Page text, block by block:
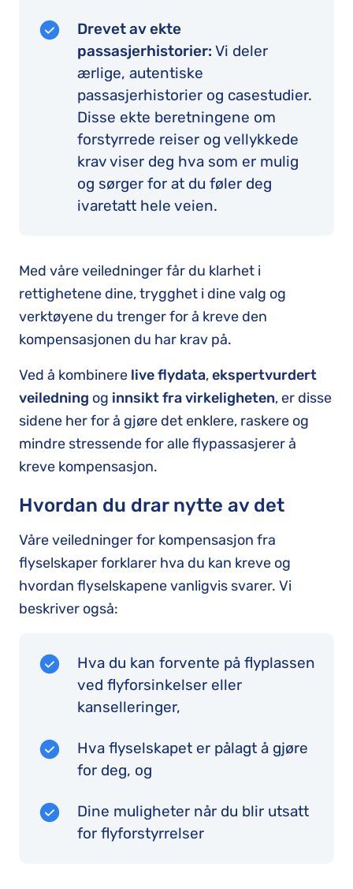
Drevet av ekte
passasjerhistorier: Vi deler
ærlige, autentiske
passasjerhistorier og casestudier.
Disse ekte beretningene om
forstyrrede reiser og vellykkede
krav viser deg hva som er mulig
og sørger for at du føler deg
ivaretatt hele veien.
Med våre veiledninger får du klarhet i
rettighetene dine, trygghet i dine valg og
verktøyene du trenger for å kreve den
kompensasjonen du har krav på.
Ved å kombinere live flydata,ekspertvurdert
veiledning og innsikt fra virkeligheten, er disse
sidene her for å gjøre det enklere, raskere og
mindre stressende for alle flypassasjerer å
kreve kompensasjon.
Hvordan du drar nytte av det
Våre veiledninger for kompensasjon fra
flyselskaper forklarer hva du kan kreve og
hvordan flyselskapene vanligvis svarer. Vi
beskriver også:
Hva du kan forvente på flyplassen
ved flyforsinkelser eller
kanselleringer,
Hva flyselskapet er pålagt å gjøre
for deg, og
Dine muligheter når du blir utsatt
for flyforstyrrelser